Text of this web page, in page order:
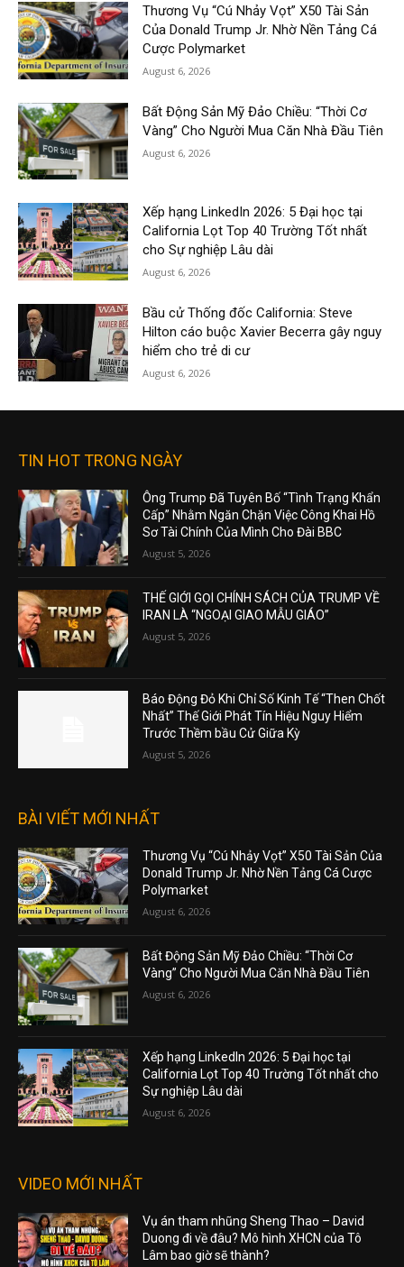
Thương Vụ “Cú Nhảy Vọt” X50 Tài Sản
Của Donald Trump Jr. Nhờ Nền Tảng Cá
Cược Polymarket
August 6, 2026
Bất Động Sản Mỹ Đảo Chiều: “Thời Cơ
Vàng” Cho Người Mua Căn Nhà Đầu Tiên
August 6, 2026
Xếp hạng LinkedIn 2026: 5 Đại học tại
California Lọt Top 40 Trường Tốt nhất
cho Sự nghiệp Lâu dài
August 6, 2026
Bầu cử Thống đốc California: Steve
Hilton cáo buộc Xavier Becerra gây nguy
hiểm cho trẻ di cư
August 6, 2026
TIN HOT TRONG NGÀY
Ông Trump Đã Tuyên Bố “Tình Trạng Khẩn
Cấp” Nhằm Ngăn Chặn Việc Công Khai Hồ
Sơ Tài Chính Của Mình Cho Đài BBC
August 5, 2026
THẾ GIỚI GỌI CHÍNH SÁCH CỦA TRUMP VỀ
IRAN LÀ “NGOẠI GIAO MẪU GIÁO”
August 5, 2026
Báo Động Đỏ Khi Chỉ Số Kinh Tế “Then Chốt
Nhất” Thế Giới Phát Tín Hiệu Nguy Hiểm
Trước Thềm bầu Cử Giữa Kỳ
August 5, 2026
BÀI VIẾT MỚI NHẤT
Thương Vụ “Cú Nhảy Vọt” X50 Tài Sản Của
Donald Trump Jr. Nhờ Nền Tảng Cá Cược
Polymarket
August 6, 2026
Bất Động Sản Mỹ Đảo Chiều: “Thời Cơ
Vàng” Cho Người Mua Căn Nhà Đầu Tiên
August 6, 2026
Xếp hạng LinkedIn 2026: 5 Đại học tại
California Lọt Top 40 Trường Tốt nhất cho
Sự nghiệp Lâu dài
August 6, 2026
VIDEO MỚI NHẤT
Vụ án tham nhũng Sheng Thao – David
Duong đi về đâu? Mô hình XHCN của Tô
Lâm bao giờ sẽ thành?